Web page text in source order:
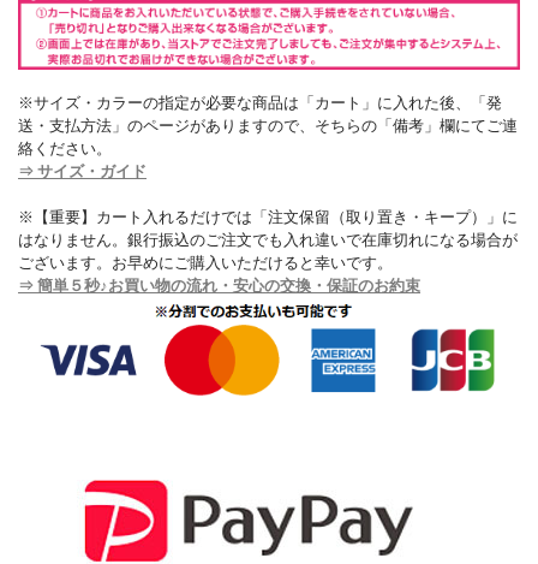
※サイズ・カラーの指定が必要な商品は「カート」に入れた後、「発
送・支払方法」のページがありますので、そちらの「備考」欄にてご連
絡ください。
⇒ サイズ・ガイド
※【重要】カート入れるだけでは「注文保留（取り置き・キープ）」に
はなりません。銀行振込のご注文でも入れ違いで在庫切れになる場合が
ございます。お早めにご購入いただけると幸いです。
⇒ 簡単５秒♪お買い物の流れ・安心の交換・保証のお約束